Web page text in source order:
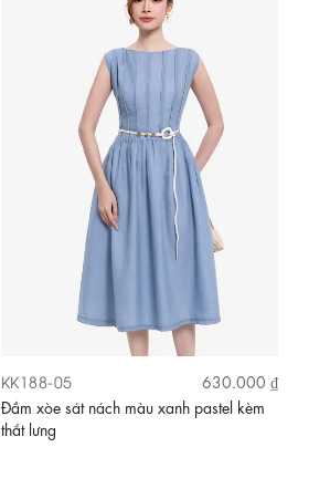
KK189-01
690.000 ₫
Đầm xòe dài cổ vest in hoa tùng váy